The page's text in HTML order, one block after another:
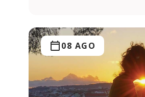
08 AGO